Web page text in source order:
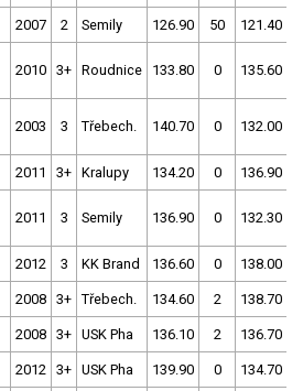
2007 2 Semily 126.90 50 121.40
2010 3+ Roudnice 133.80 0 135.60
2003 3 Třebech. 140.70 0 132.00
2011 3+ Kralupy 134.20 0 136.90
2011 3 Semily 136.90 0 132.30
2012 3 KK Brand 136.60 0 138.00
2008 3+ Třebech. 134.60 2 138.70
2008 3+ USK Pha 136.10 2 136.70
2012 3+ USK Pha 139.90 0 134.70